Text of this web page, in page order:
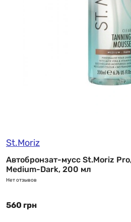
St.Moriz
Автобронзат-мусс St.Moriz
Medium-Dark, 200 мл
Нет отзывов
560 грн